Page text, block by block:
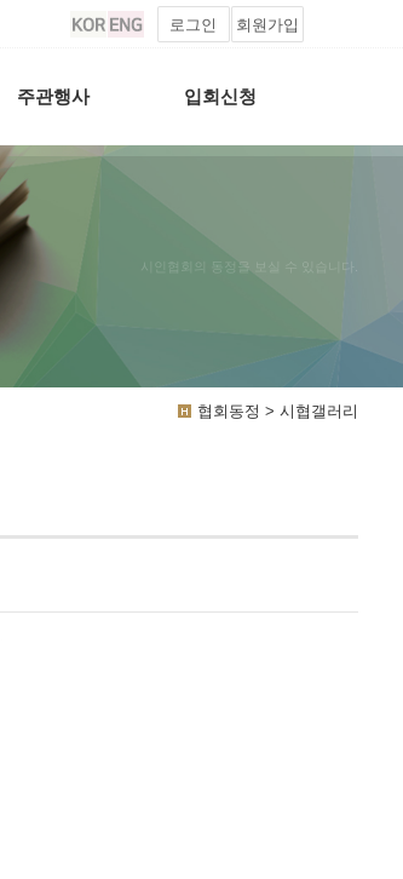
로그인 회원가입
주관행사 입회신청
시인협회의 동정을 보실 수 있습니다.
협회동정 > 시협갤러리